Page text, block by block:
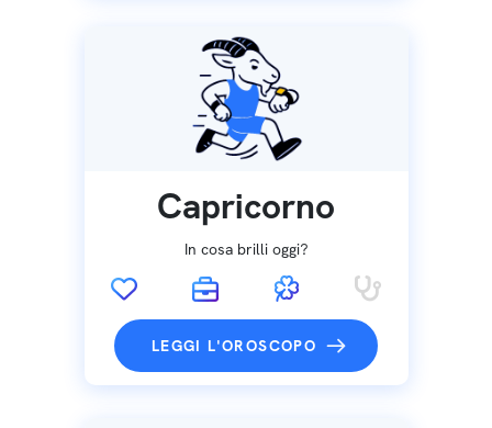
Capricorno
In cosa brilli oggi?
LEGGI L'OROSCOPO